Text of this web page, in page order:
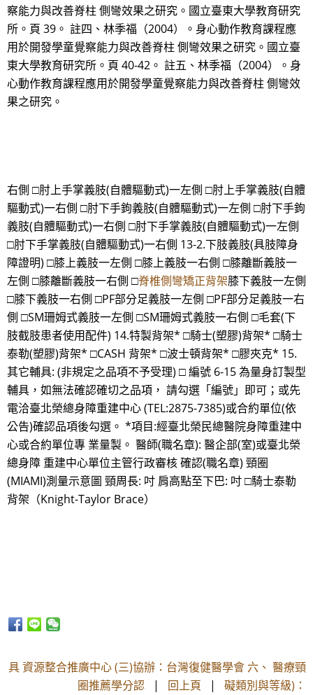
察能力與改善脊柱 側彎效果之研究。國立臺東大學教育研究
所。頁 39。 註四、林季福（2004）。身心動作教育課程應
用於開發學童覺察能力與改善脊柱 側彎效果之研究。國立臺
東大學教育研究所。頁 40-42。 註五、林季福（2004）。身
心動作教育課程應用於開發學童覺察能力與改善脊柱 側彎效
果之研究。
右側 □肘上手掌義肢(自體驅動式)一左側 □肘上手掌義肢(自體
驅動式)一右側 □肘下手鉤義肢(自體驅動式)一左側 □肘下手鉤
義肢(自體驅動式)一右側 □肘下手掌義肢(自體驅動式)一左側
□肘下手掌義肢(自體驅動式)一右側 13-2.下肢義肢(具肢障身
障證明) □膝上義肢一左側 □膝上義肢一右側 □膝離斷義肢一
左側 □膝離斷義肢一右側 □脊椎側彎矯正背架膝下義肢一左側
□膝下義肢一右側 □PF部分足義肢一左側 □PF部分足義肢一右
側 □SM珊姆式義肢一左側 □SM珊姆式義肢一右側 □毛套(下
肢截肢患者使用配件) 14.特製背架* □騎士(塑膠)背架* □騎士
泰勒(塑膠)背架* □CASH 背架* □波士頓背架* □膠夾克* 15.
其它輔具: (非規定之品項不予受理) □ 編號 6-15 為量身訂製型
輔具，如無法確認確切之品項， 請勾選「編號」即可；或先
電洽臺北榮總身障重建中心 (TEL:2875-7385)或合約單位(依
公告)確認品項後勾選。 *項目:經臺北榮民總醫院身障重建中
心或合約單位專 業量製。 醫師(職名章): 醫企部(室)或臺北榮
總身障 重建中心單位主管行政審核 確認(職名章) 頸圈
(MIAMI)測量示意圖 頸周長: 吋 肩高點至下巴: 吋 □騎士泰勒
背架（Knight-Taylor Brace）
具 資源整合推廣中心 (三)協辦：台灣復健醫學會 六、 醫療頸
圈推薦學分認 | 回上頁 | 礙類別與等級)：